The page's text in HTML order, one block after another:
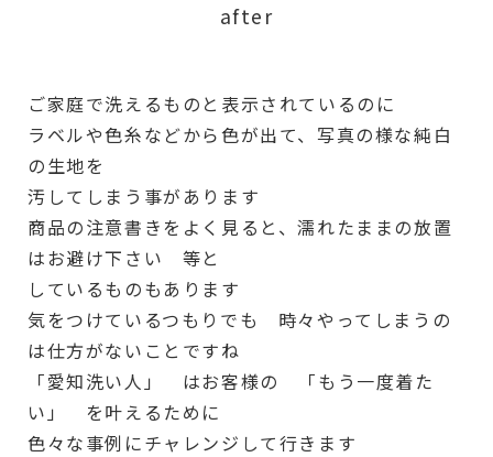
after
ご家庭で洗えるものと表示されているのに
ラベルや色糸などから色が出て、写真の様な純白
の生地を
汚してしまう事があります
商品の注意書きをよく見ると、濡れたままの放置
はお避け下さい 等と
しているものもあります
気をつけているつもりでも 時々やってしまうの
は仕方がないことですね
「愛知洗い人」 はお客様の 「もう一度着た
い」 を叶えるために
色々な事例にチャレンジして行きます